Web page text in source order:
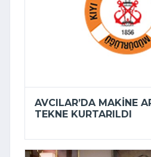
AVCILAR’DA MAKINE
TEKNE KURTARILDI